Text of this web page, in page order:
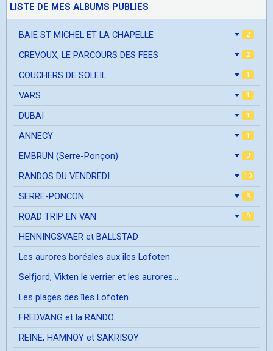
LISTE DE MES ALBUMS PUBLIES
BAIE ST MICHEL ET LA CHAPELLE 2
CREVOUX, LE PARCOURS DES FEES 2
COUCHERS DE SOLEIL 1
VARS 1
DUBAÏ 1
ANNECY 1
EMBRUN (Serre-Ponçon) 3
RANDOS DU VENDREDI 10
SERRE-PONCON 3
ROAD TRIP EN VAN 9
HENNINGSVAER et BALLSTAD
Les aurores boréales aux îles Lofoten
Selfjord, Vikten le verrier et les aurores...
Les plages des îles Lofoten
FREDVANG et la RANDO
REINE, HAMNOY et SAKRISOY